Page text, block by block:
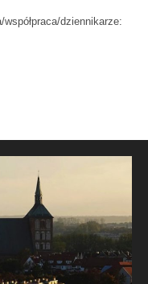
dziennikarze: